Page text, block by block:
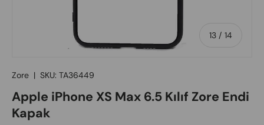
13 / of
14
Zore | SKU: TA36449
Apple iPhone XS Max 6.5 Kılıf Zore Endi
Kapak